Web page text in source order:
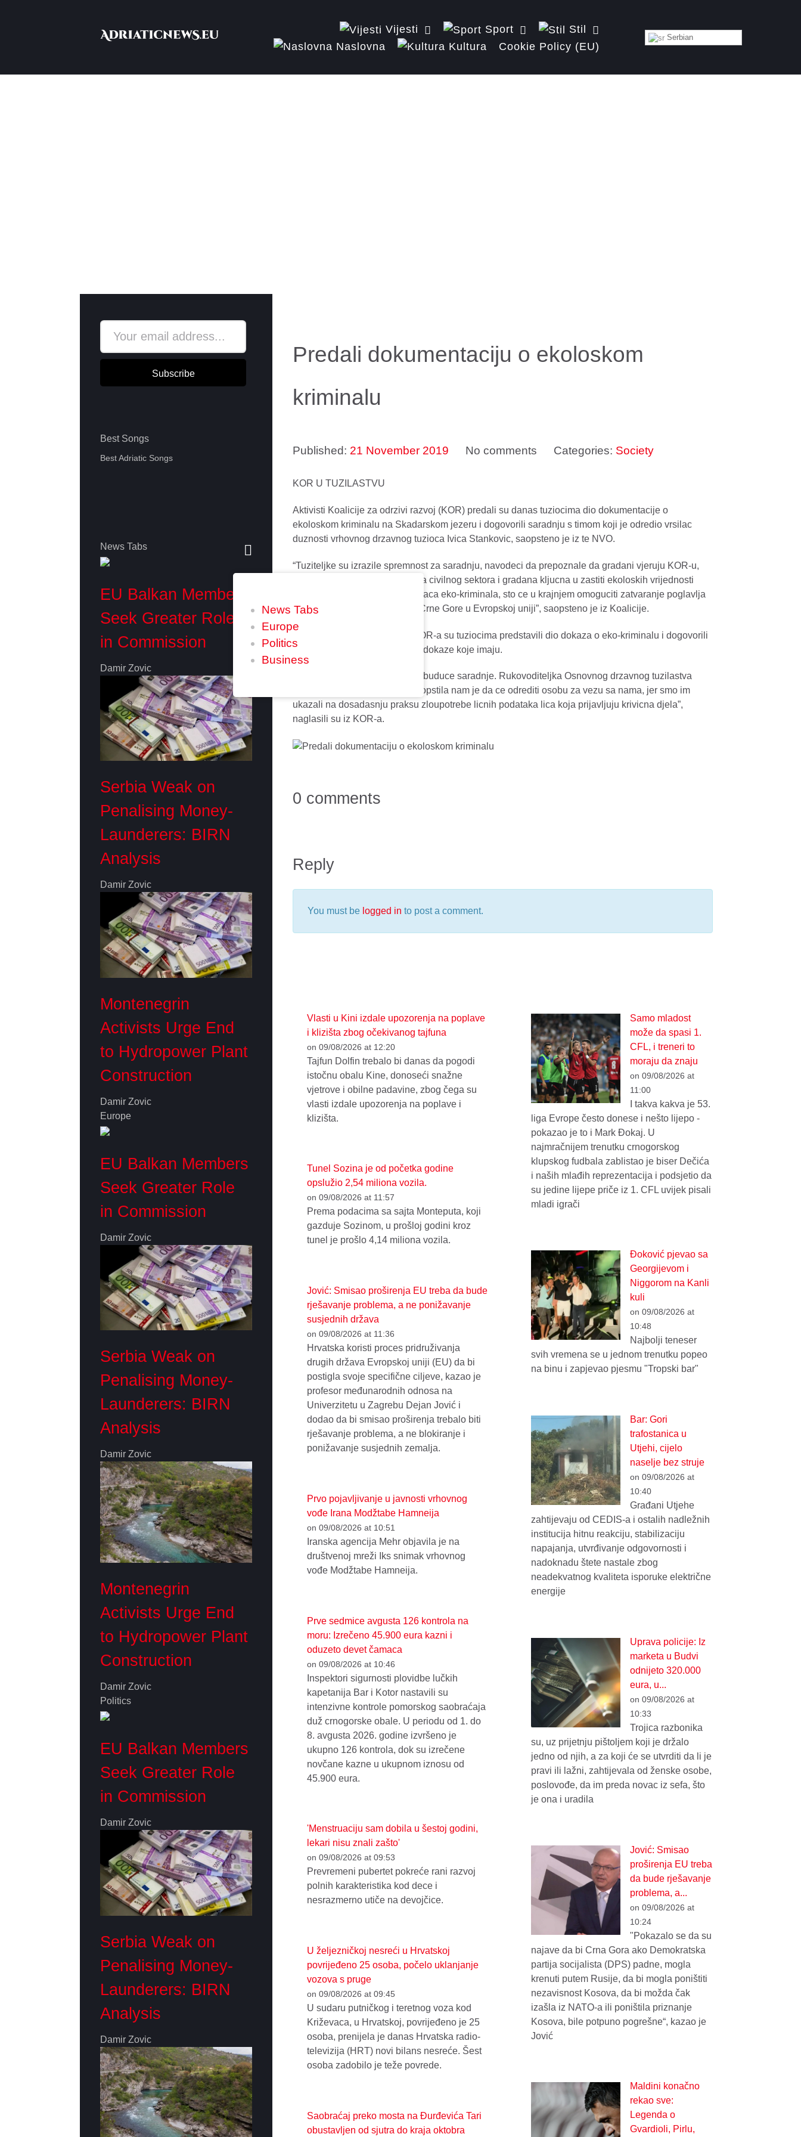
Vijesti Sport
Stil
Naslovna
Kultura Cookie Policy (EU)
Serbian
Subscribe
Best Songs
Best Adriatic Songs
News Tabs
Europe
Politics
Business
News Tabs
EU Balkan Members
Seek Greater Role
in Commission
Damir Zovic
Serbia Weak on
Penalising Money-
Launderers: BIRN
Analysis
Damir Zovic
Montenegrin
Activists Urge End
to Hydropower Plant
Construction
Damir Zovic
Europe
EU Balkan Members
Seek Greater Role
in Commission
Damir Zovic
Serbia Weak on
Penalising Money-
Launderers: BIRN
Analysis
Damir Zovic
Montenegrin
Activists Urge End
to Hydropower Plant
Construction
Damir Zovic
Politics
EU Balkan Members
Seek Greater Role
in Commission
Damir Zovic
Serbia Weak on
Penalising Money-
Launderers: BIRN
Analysis
Damir Zovic
Predali dokumentaciju o ekoloskom
kriminalu
Published: 21 November 2019 No comments Categories: Society
KOR U TUZILASTVU
Aktivisti Koalicije za odrzivi razvoj (KOR) predali su danas tuziocima dio dokumentacije o
ekoloskom kriminalu na Skadarskom jezeru i dogovorili saradnju s timom koji je odredio vrsilac
duznosti vrhovnog drzavnog tuzioca Ivica Stankovic, saopsteno je iz te NVO.
“Tuziteljke su izrazile spremnost za saradnju, navodeci da prepoznale da gradani vjeruju KOR-u,
isticuci da je saradnja tuzilastva civilnog sektora i gradana kljucna u zastiti ekoloskih vrijednosti
Crne Gore, te otkrivanju pocinilaca eko-kriminala, sto ce u krajnjem omoguciti zatvaranje poglavlja
27 u pregovorima za clanstvo Crne Gore u Evropskoj uniji”, saopsteno je iz Koalicije.
Kako su istakli, predstavnici KOR-a su tuziocima predstavili dio dokaza o eko-kriminalu i dogovorili
da im ubuduce dostavljaju sve dokaze koje imaju.
“Takode, precizirali smo oblike buduce saradnje. Rukovoditeljka Osnovnog drzavnog tuzilastva
Podgorica Ljiljana Klikovac saopstila nam je da ce odrediti osobu za vezu sa nama, jer smo im
ukazali na dosadasnju praksu zloupotrebe licnih podataka lica koja prijavljuju krivicna djela”,
naglasili su iz KOR-a.
0 comments
Reply
You must be logged in to post a comment.
Vlasti u Kini izdale upozorenja na poplave
i klizišta zbog očekivanog tajfuna
on 09/08/2026 at 12:20
Tajfun Dolfin trebalo bi danas da pogodi
istočnu obalu Kine, donoseći snažne
vjetrove i obilne padavine, zbog čega su
vlasti izdale upozorenja na poplave i
klizišta.
Tunel Sozina je od početka godine
opslužio 2,54 miliona vozila.
on 09/08/2026 at 11:57
Prema podacima sa sajta Monteputa, koji
gazduje Sozinom, u prošloj godini kroz
tunel je prošlo 4,14 miliona vozila.
Jović: Smisao proširenja EU treba da bude
rješavanje problema, a ne ponižavanje
susjednih država
on 09/08/2026 at 11:36
Hrvatska koristi proces pridruživanja
drugih država Evropskoj uniji (EU) da bi
postigla svoje specifične ciljeve, kazao je
profesor međunarodnih odnosa na
Univerzitetu u Zagrebu Dejan Jović i
dodao da bi smisao proširenja trebalo biti
rješavanje problema, a ne blokiranje i
ponižavanje susjednih zemalja.
Prvo pojavljivanje u javnosti vrhovnog
vođe Irana Modžtabe Hamneija
on 09/08/2026 at 10:51
Iranska agencija Mehr objavila je na
društvenoj mreži Iks snimak vrhovnog
vođe Modžtabe Hamneija.
Prve sedmice avgusta 126 kontrola na
moru: Izrečeno 45.900 eura kazni i
oduzeto devet čamaca
on 09/08/2026 at 10:46
Inspektori sigurnosti plovidbe lučkih
kapetanija Bar i Kotor nastavili su
intenzivne kontrole pomorskog saobraćaja
duž crnogorske obale. U periodu od 1. do
8. avgusta 2026. godine izvršeno je
ukupno 126 kontrola, dok su izrečene
novčane kazne u ukupnom iznosu od
45.900 eura.
'Menstruaciju sam dobila u šestoj godini,
lekari nisu znali zašto'
on 09/08/2026 at 09:53
Prevremeni pubertet pokreće rani razvoj
polnih karakteristika kod dece i
nesrazmerno utiče na devojčice.
U željezničkoj nesreći u Hrvatskoj
povrijeđeno 25 osoba, počelo uklanjanje
vozova s pruge
on 09/08/2026 at 09:45
U sudaru putničkog i teretnog voza kod
Križevaca, u Hrvatskoj, povrijeđeno je 25
osoba, prenijela je danas Hrvatska radio-
televizija (HRT) novi bilans nesreće. Šest
osoba zadobilo je teže povrede.
Saobraćaj preko mosta na Đurđevića Tari
obustavljen od sjutra do kraja oktobra
Samo mladost
može da spasi 1.
CFL, i treneri to
moraju da znaju
on 09/08/2026 at
11:00
I takva kakva je 53.
liga Evrope često donese i nešto lijepo -
pokazao je to i Mark Đokaj. U
najmračnijem trenutku crnogorskog
klupskog fudbala zablistao je biser Dečića
i naših mlađih reprezentacija i podsjetio da
su jedine lijepe priče iz 1. CFL uvijek pisali
mladi igrači
Đoković pjevao sa
Georgijevom i
Niggorom na Kanli
kuli
on 09/08/2026 at
10:48
Najbolji teneser
svih vremena se u jednom trenutku popeo
na binu i zapjevao pjesmu "Tropski bar"
Bar: Gori
trafostanica u
Utjehi, cijelo
naselje bez struje
on 09/08/2026 at
10:40
Građani Utjehe
zahtijevaju od CEDIS-a i ostalih nadležnih
institucija hitnu reakciju, stabilizaciju
napajanja, utvrđivanje odgovornosti i
nadoknadu štete nastale zbog
neadekvatnog kvaliteta isporuke električne
energije
Uprava policije: Iz
marketa u Budvi
odnijeto 320.000
eura, u...
on 09/08/2026 at
10:33
Trojica razbonika
su, uz prijetnju pištoljem koji je držalo
jedno od njih, a za koji će se utvrditi da li je
pravi ili lažni, zahtijevala od ženske osobe,
poslovođe, da im preda novac iz sefa, što
je ona i uradila
Jović: Smisao
proširenja EU treba
da bude rješavanje
problema, a...
on 09/08/2026 at
10:24
"Pokazalo se da su
najave da bi Crna Gora ako Demokratska
partija socijalista (DPS) padne, mogla
krenuti putem Rusije, da bi mogla poništiti
nezavisnost Kosova, da bi možda čak
izašla iz NATO-a ili poništila priznanje
Kosova, bile potpuno pogrešne“, kazao je
Jović
Maldini konačno
rekao sve:
Legenda o
Gvardioli, Pirlu,